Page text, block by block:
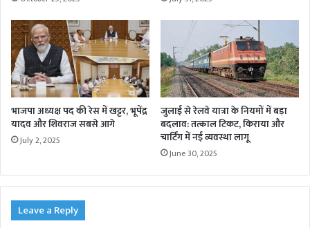
भाजपा अध्यक्ष पद की रेस में खट्टर, भूपेंद्र
यादव और शिवराज सबसे आगे
July 2, 2025
जुलाई से रेलवे यात्रा के नियमों में बड़ा
बदलाव: तत्काल टिकट, किराया और
चार्टिंग में नई व्यवस्था लागू
June 30, 2025
Leave a Reply